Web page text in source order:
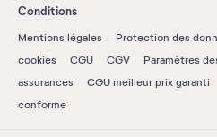
Conditions
Mentions légales
Protection des
cookies
CGU CGV Paramètres
assurances
CGU meilleur prix garanti
conforme